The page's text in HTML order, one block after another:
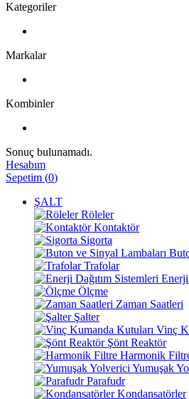
Kategoriler
Markalar
Kombinler
Sonuç bulunamadı.
Hesabım
Sepetim (0)
ŞALT
Röleler
Kontaktör
Sigorta
Trafolar
Enerji
Ölçme
Zaman Saatleri
Şalter
Vinç
Şönt Reaktör
Harmonik
Yumuşak
Parafudr
Kondansatörler